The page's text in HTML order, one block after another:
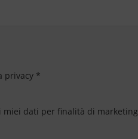
privacy *
miei dati per finalità di marketing